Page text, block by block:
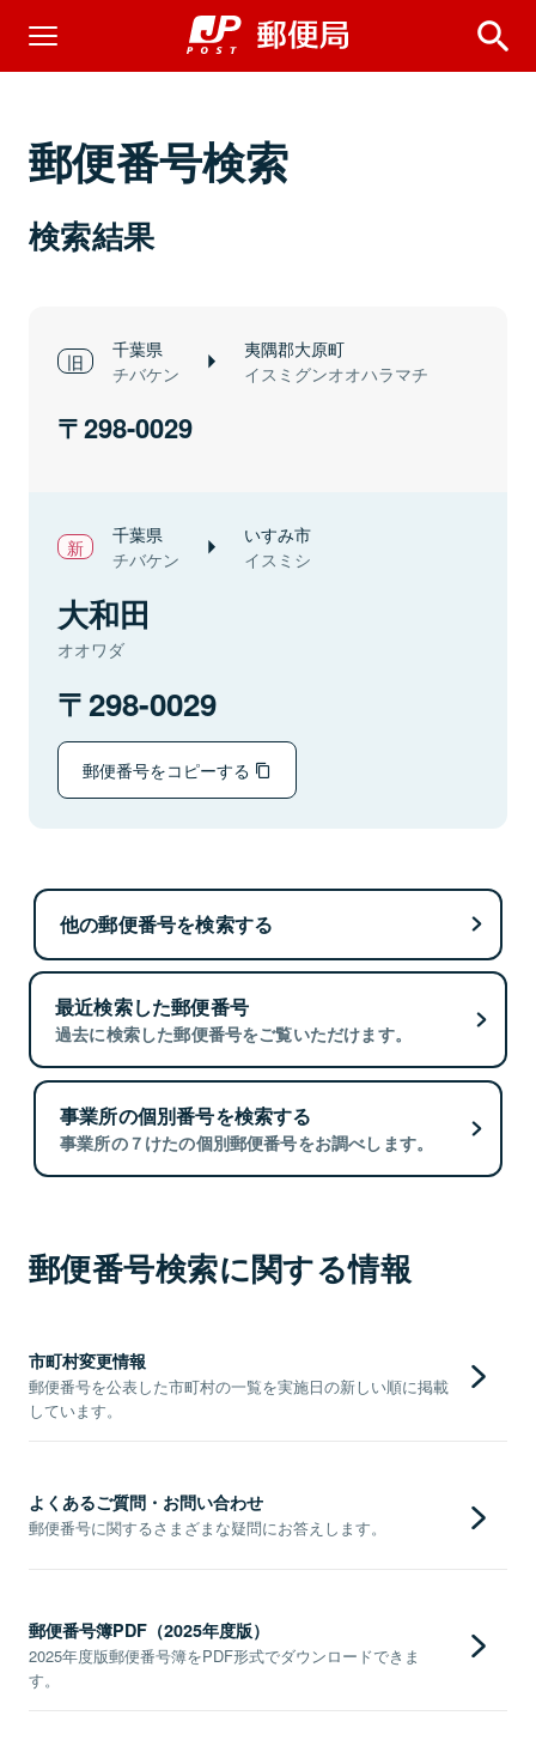
郵便番号検索
検索結果
千葉県
チバケン
夷隅郡大原町
イスミグンオオハラマチ
298-0029
千葉県
チバケン
いすみ市
イスミシ
大和田
オオワダ
298-0029
郵便番号をコピーする
他の郵便番号を検索する
最近検索した郵便番号
過去に検索した郵便番号をご覧いただけます。
事業所の個別番号を検索する
事業所の７けたの個別郵便番号をお調べします。
郵便番号検索に関する情報
市町村変更情報
郵便番号を公表した市町村の一覧を実施日の新しい順に掲載
しています。
よくあるご質問・お問い合わせ
郵便番号に関するさまざまな疑問にお答えします。
郵便番号簿PDF（2025年度版）
2025年度版郵便番号簿をPDF形式でダウンロードできま
す。